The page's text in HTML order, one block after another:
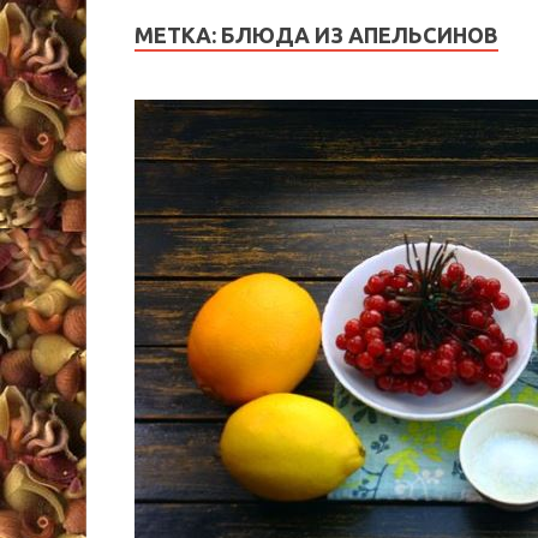
МЕТКА: БЛЮДА ИЗ АПЕЛЬСИНОВ